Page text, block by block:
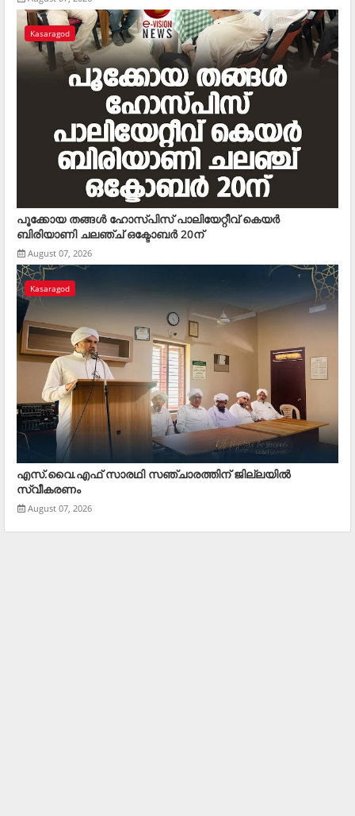
Kasaragod
പൂക്കോയ തങ്ങള്‍ ഹോസ്പിസ് പാലിയേറ്റീവ് കെയര്‍
ബിരിയാണി ചലഞ്ച് ഒക്ടോബര്‍ 20ന്
August 07, 2026
Kasaragod
എസ്.വൈ.എഫ് സാരഥി സഞ്ചാരത്തിന് ജില്ലയില്‍
സ്വീകരണം
August 07, 2026